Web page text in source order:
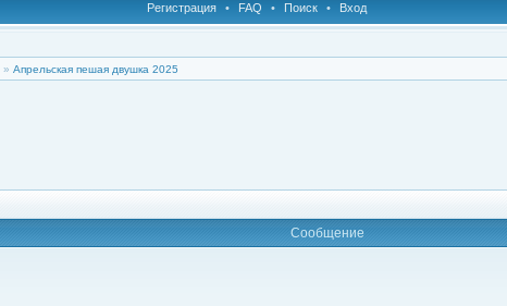
Регистрация • FAQ • Поиск • Вход
» Апрельская пешая двушка 2025
Сообщение